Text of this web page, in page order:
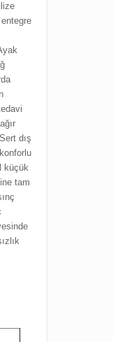
entegre
dış
küçük
tam